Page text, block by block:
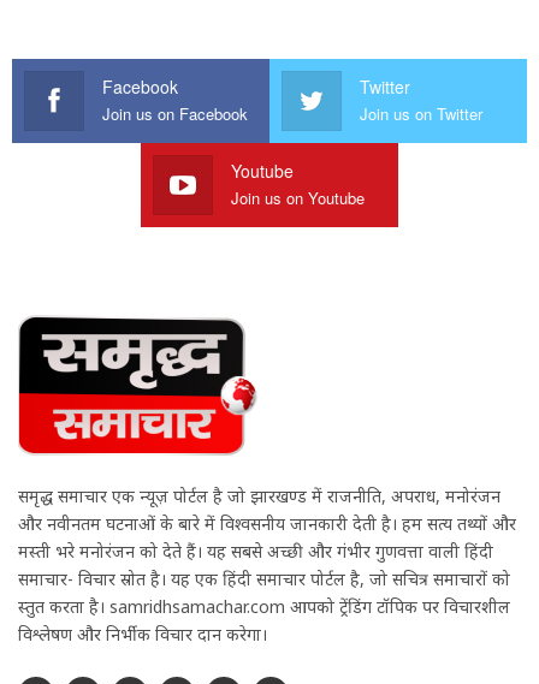
Facebook
Join us on Facebook
Twitter
Join us on Twitter
Youtube
Join us on Youtube
समृद्ध समाचार एक न्यूज़ पोर्टल है जो झारखण्ड में राजनीति, अपराध, मनोरंजन
और नवीनतम घटनाओं के बारे में विश्वसनीय जानकारी देती है। हम सत्य तथ्यों और
मस्ती भरे मनोरंजन को देते हैं। यह सबसे अच्छी और गंभीर गुणवत्ता वाली हिंदी
समाचार- विचार स्रोत है। यह एक हिंदी समाचार पोर्टल है, जो सचित्र समाचारों को
प्रस्तुत करता है। samridhsamachar.com आपको ट्रेंडिंग टॉपिक पर विचारशील
विश्लेषण और निर्भीक विचार प्रदान करेगा।